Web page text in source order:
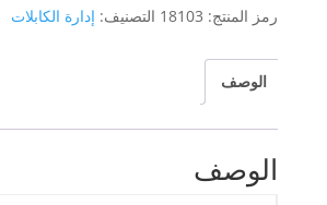
رمز المنتج: 18103 التصنيف: إدارة الكابلات
الوصف
الوصف